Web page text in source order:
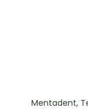
Mentadent,